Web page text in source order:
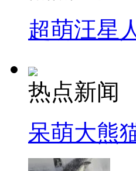
超萌汪星
热点新闻
呆萌大熊